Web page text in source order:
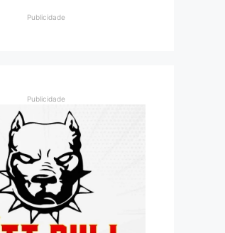
Publicidade
Publicidade